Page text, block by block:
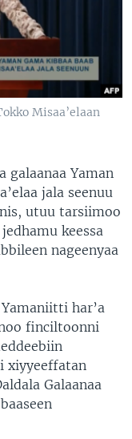
Misaa’elaan
galaanaa Yaman
jala seenuu
utuu tarsiimoo
keessa
nageenyaa
har’a
finciltoonni
xiyyeeffatan
Galaanaa